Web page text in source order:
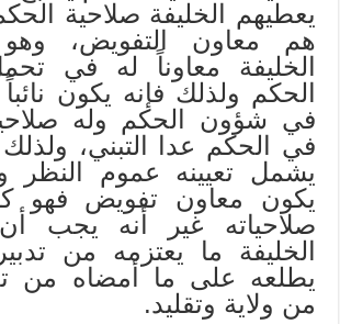
يعطيهم الخليفة صلاحية
هم معاون التفويض،
الخليفة معاوناً له في
الحكم ولذلك فإنه يكون
في شؤون الحكم وله
في الحكم عدا التبني،
يشمل تعيينه عموم النظر
يكون معاون تفويض فهو
صلاحياته غير أنه يجب
الخليفة ما يعتزمه من
يطلعه على ما أمضاه من
من ولاية وتقليد.